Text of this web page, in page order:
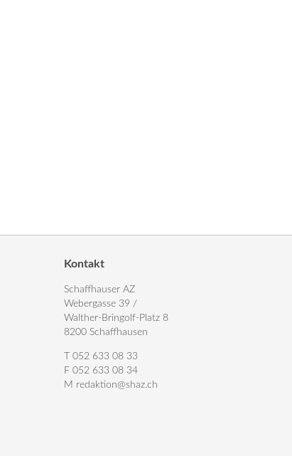
Kontakt
Schaffhauser AZ
Webergasse 39 /
Walther-Bringolf-Platz 8
8200 Schaffhausen
T 052 633 08 33
F 052 633 08 34
M redaktion@shaz.ch